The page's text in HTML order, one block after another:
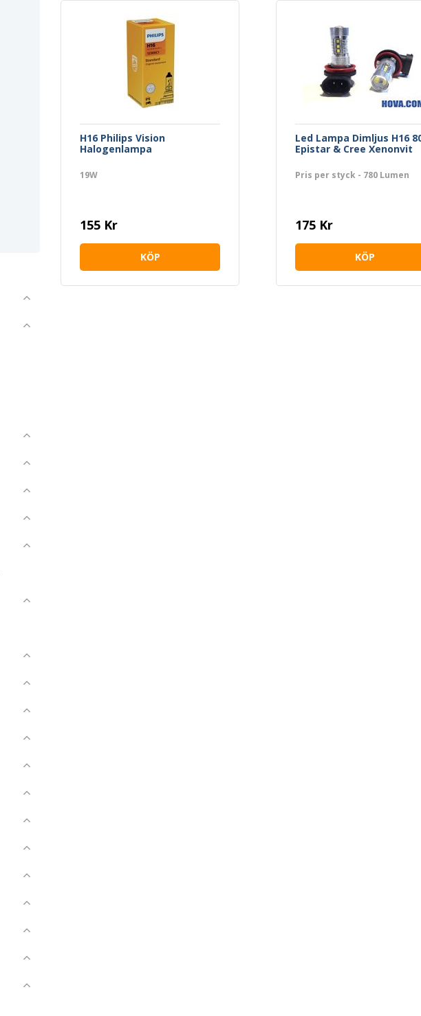
H16 Philips Vision
Halogenlampa
19W
155 Kr
KÖP
Led Lampa Dimljus H16
Epistar & Cree Xenonvit
Pris per styck - 780 Lumen
175 Kr
KÖP